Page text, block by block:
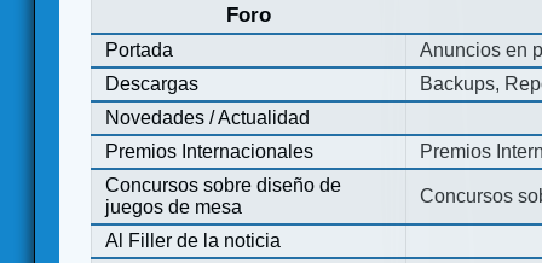
Foro
Portada
Anuncios en
Descargas
Backups,
Novedades / Actualidad
Premios Internacionales
Premios
Concursos sobre diseño de
juegos de mesa
Concursos
Al Filler de la noticia